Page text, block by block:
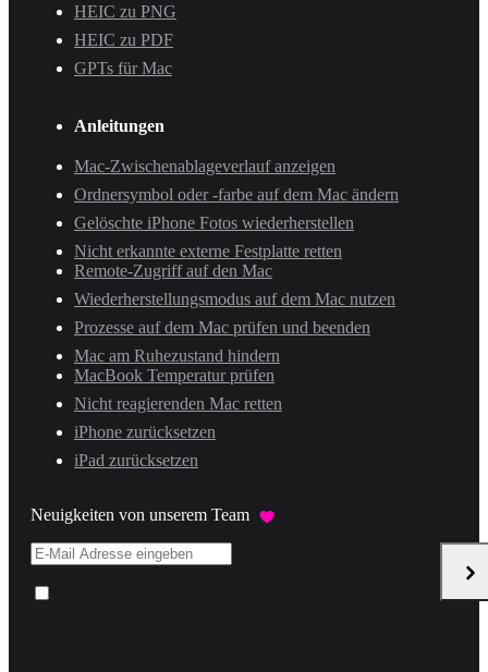
HEIC zu PNG
HEIC zu PDF
GPTs für Mac
Anleitungen
Mac-Zwischenablageverlauf anzeigen
Ordnersymbol oder -farbe auf dem Mac ändern
Gelöschte iPhone Fotos wiederherstellen
Nicht erkannte externe Festplatte retten
Remote-Zugriff auf den Mac
Wiederherstellungsmodus auf dem Mac nutzen
Prozesse auf dem Mac prüfen und beenden
Mac am Ruhezustand hindern
MacBook Temperatur prüfen
Nicht reagierenden Mac retten
iPhone zurücksetzen
iPad zurücksetzen
Neuigkeiten von unserem Team